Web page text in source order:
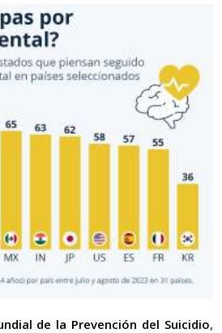
de la Prevención del Suicidio,